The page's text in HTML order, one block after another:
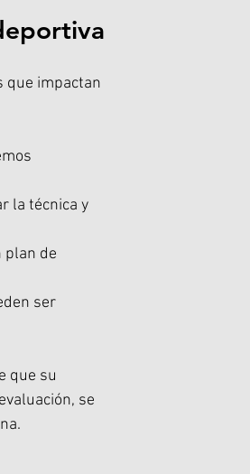
que impactan
la técnica y
plan de
ser
que su
se